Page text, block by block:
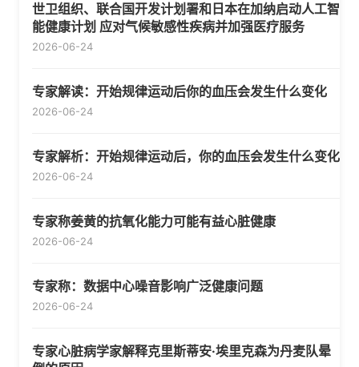
世卫组织、联合国开发计划署和日本在加纳启动人工智
能健康计划 应对气候敏感性疾病并加强医疗服务
2026-06-24
专家解读：开始规律运动后你的血压会发生什么变化
2026-06-24
专家解析：开始规律运动后，你的血压会发生什么变化
2026-06-24
专家称姜黄的抗氧化能力可能有益心脏健康
2026-06-24
专家称：数据中心噪音影响广泛健康问题
2026-06-24
专家心脏病学家解释克里斯蒂安·埃里克森为丹麦队晕